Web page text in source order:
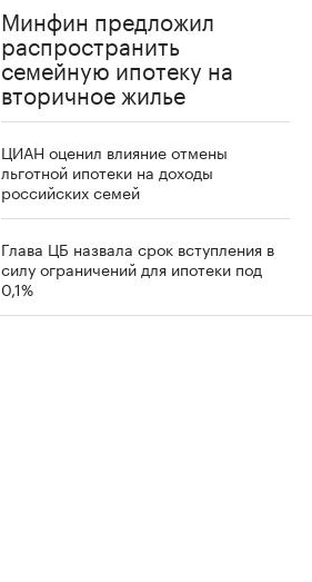
Минфин предложил
распространить
семейную ипотеку на
вторичное жилье
ЦИАН оценил влияние отмены
льготной ипотеки на доходы
российских семей
Глава ЦБ назвала срок вступления в
силу ограничений для ипотеки под
0,1%